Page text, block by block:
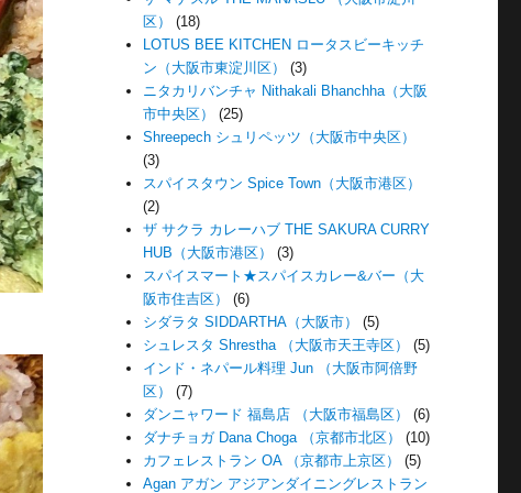
区）
(18)
LOTUS BEE KITCHEN ロータスビーキッチ
ン（大阪市東淀川区）
(3)
ニタカリバンチャ Nithakali Bhanchha（大阪
市中央区）
(25)
Shreepech シュリペッツ（大阪市中央区）
(3)
スパイスタウン Spice Town（大阪市港区）
(2)
ザ サクラ カレーハブ THE SAKURA CURRY
HUB（大阪市港区）
(3)
スパイスマート★スパイスカレー&バー（大
阪市住吉区）
(6)
シダラタ SIDDARTHA（大阪市）
(5)
シュレスタ Shrestha （大阪市天王寺区）
(5)
インド・ネパール料理 Jun （大阪市阿倍野
区）
(7)
ダンニャワード 福島店 （大阪市福島区）
(6)
ダナチョガ Dana Choga （京都市北区）
(10)
カフェレストラン OA （京都市上京区）
(5)
Agan アガン アジアンダイニングレストラン